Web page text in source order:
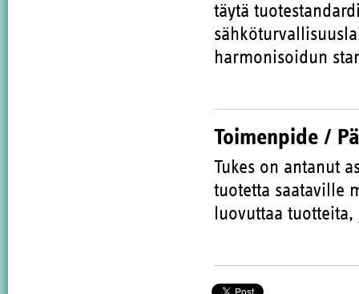
täytä
harmonisoidun
Toimenpide /
Tukes on antanut
tuotetta saataville
luovuttaa